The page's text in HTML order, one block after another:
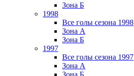
Зона Б
1998
Все голы сезона 1998
Зона А
Зона Б
1997
Все голы сезона 1997
Зона А
Зона Б